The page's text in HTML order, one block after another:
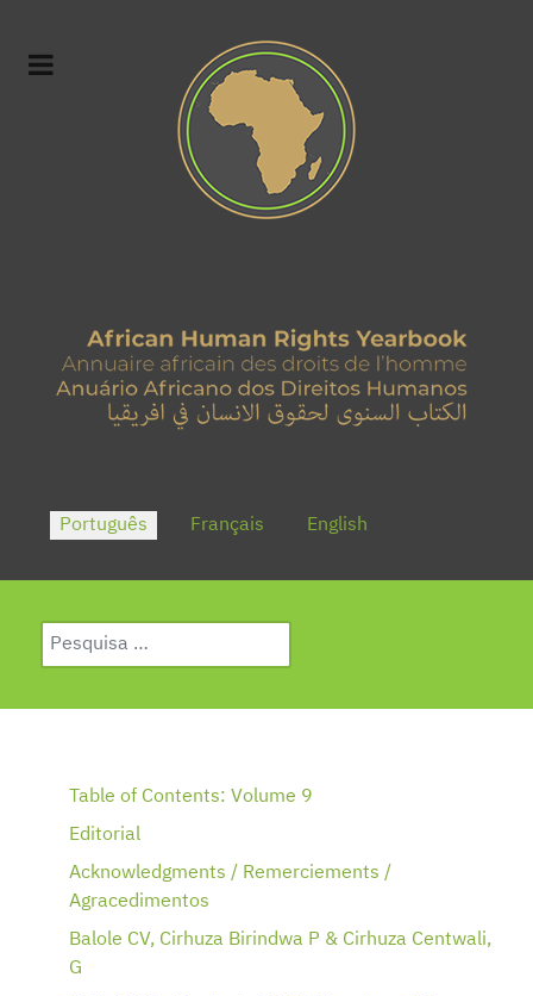
Escolha o seu idioma
Português Français English
Pesquisar
Table of Contents: Volume 9
Editorial
Acknowledgments / Remerciements /
Agracedimentos
Balole CV, Cirhuza Birindwa P & Cirhuza Centwali,
G